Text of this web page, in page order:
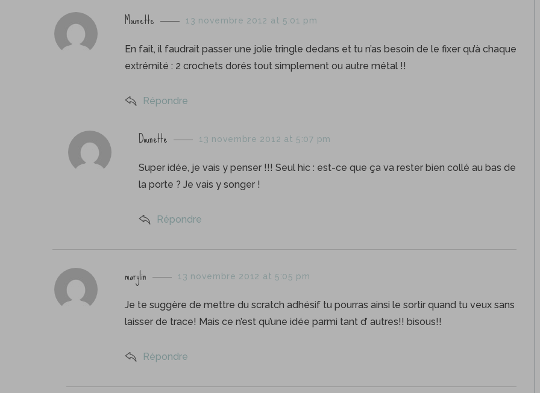
s
y
s
Mounette 13 novembre 2012 at 5:01 pm
En fait, il faudrait passer une jolie tringle dedans et tu n’as besoin de le fixer qu’à chaque
extrémité : 2 crochets dorés tout simplement ou autre métal !!
Répondre
s
y
s
Dounette 13 novembre 2012 at 5:07 pm
Super idée, je vais y penser !!! Seul hic : est-ce que ça va rester bien collé au bas de
la porte ? Je vais y songer !
Répondre
s
y
s
marylin 13 novembre 2012 at 5:05 pm
Je te suggère de mettre du scratch adhésif tu pourras ainsi le sortir quand tu veux sans
laisser de trace! Mais ce n’est qu’une idée parmi tant d’ autres!! bisous!!
Répondre